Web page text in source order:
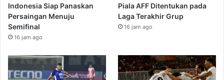
Indonesia Siap Panaskan
Persaingan Menuju
Semifinal
16 jam ago
Piala AFF Ditentukan pada
Laga Terakhir Grup
16 jam ago